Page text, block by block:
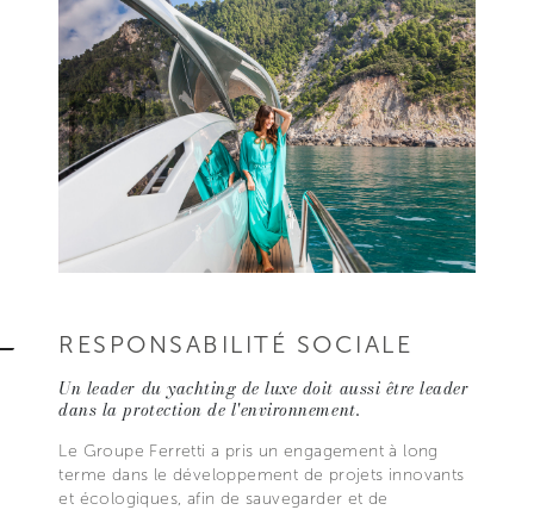
RESPONSABILITÉ SOCIALE
Un leader du yachting de luxe doit aussi être leader
dans la protection de l'environnement.
Le Groupe Ferretti a pris un engagement à long
terme dans le développement de projets innovants
et écologiques, afin de sauvegarder et de